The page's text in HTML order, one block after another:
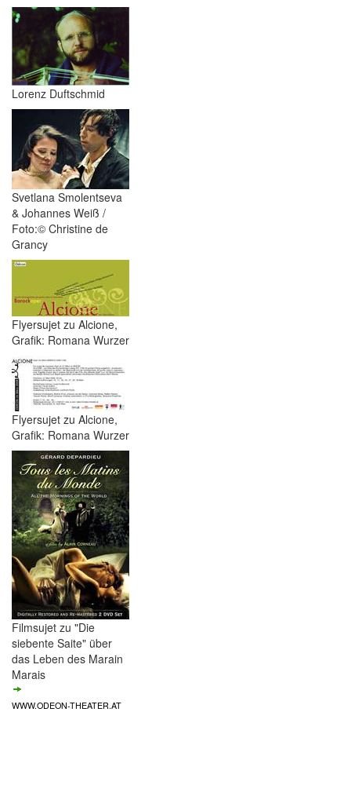
Lorenz Duftschmid
Svetlana Smolentseva
& Johannes Weiß /
Foto:© Christine de
Grancy
Flyersujet zu Alcione,
Grafik: Romana Wurzer
Flyersujet zu Alcione,
Grafik: Romana Wurzer
Filmsujet zu "Die
siebente Saite" über
das Leben des Marain
Marais
WWW.ODEON-THEATER.AT